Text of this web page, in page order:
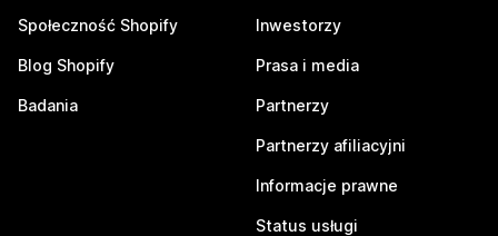
Społeczność Shopify
Blog Shopify
Badania
Inwestorzy
Prasa i media
Partnerzy
Partnerzy afiliacyjni
Informacje prawne
Status usługi